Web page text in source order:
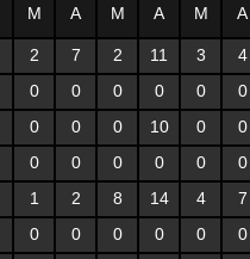
M A M A M A
2 7 2 11 3
4
0 0 0 0 0
0
0 0 0 10 0
0
0 0 0 0 0
0
1 2 8 14 4
7
0 0 0 0 0
0